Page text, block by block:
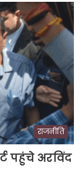
राजनीति
पहुंचे अरविंद